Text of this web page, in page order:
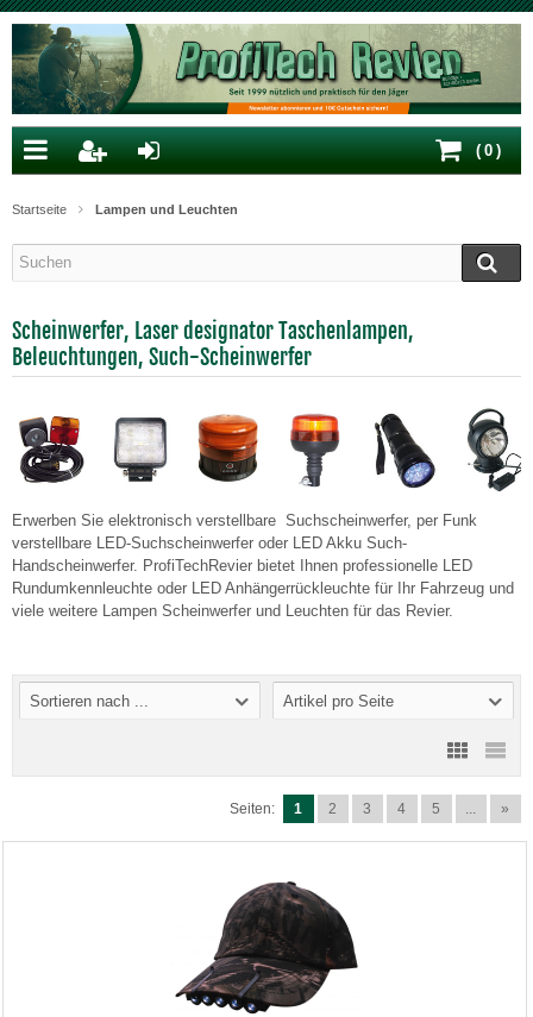
( 0 )
Startseite Lampen und Leuchten
Scheinwerfer, Laser designator Taschenlampen,
Beleuchtungen, Such-Scheinwerfer
Erwerben Sie elektronisch verstellbare Suchscheinwerfer, per Funk
verstellbare LED-Suchscheinwerfer oder LED Akku Such-
Handscheinwerfer. ProfiTechRevier bietet Ihnen professionelle LED
Rundumkennleuchte oder LED Anhängerrückleuchte für Ihr Fahrzeug und
viele weitere Lampen Scheinwerfer und Leuchten für das Revier.
Sortieren nach ... Artikel pro Seite
Seiten: 1 2 3 4 5 ... »